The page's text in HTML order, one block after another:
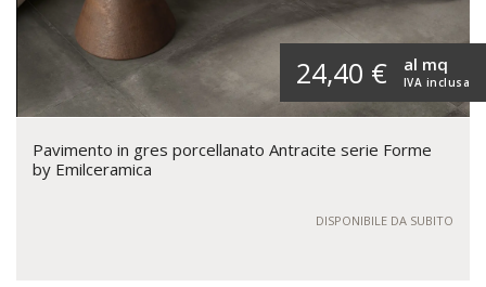
24,40 € IVA inclusa
al mq
Pavimento in gres porcellanato Antracite serie Forme
by Emilceramica
DISPONIBILE DA SUBITO